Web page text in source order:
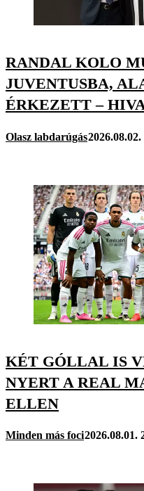
RANDAL KOLO
JUVENTUSBA,
ÉRKEZETT –
Olasz labdarúgás
KÉT GÓLLAL IS
NYERT A REAL
ELLEN
Minden más foci2026.08.01.